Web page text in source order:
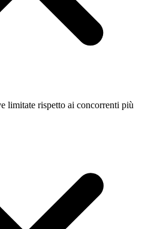
limitate rispetto ai concorrenti più